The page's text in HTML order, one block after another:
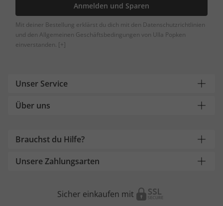
Anmelden und Sparen
Mit deiner Bestellung erklärst du dich mit den Datenschutzrichtlinien
und den Allgemeinen Geschäftsbedingungen von Ulla Popken
einverstanden. [+]
Unser Service
Über uns
Brauchst du Hilfe?
Unsere Zahlungsarten
Sicher einkaufen mit